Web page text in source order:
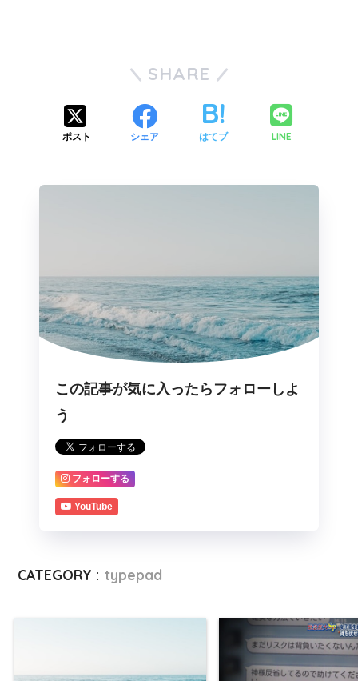
SHARE
ポスト シェア はてブ LINE
この記事が気に入ったらフォローしよ
う
フォローする
YouTube
CATEGORY : typepad